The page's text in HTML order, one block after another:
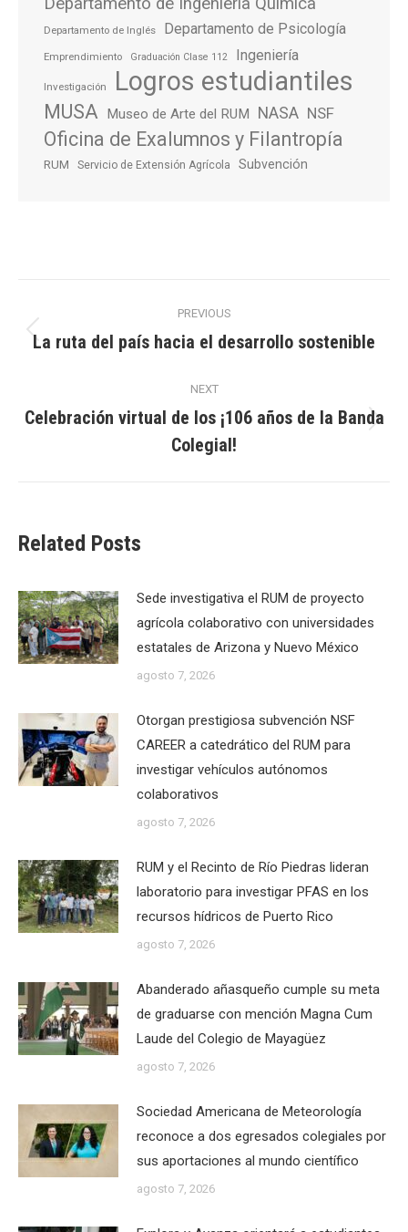
Departamento de Inglés Departamento de Psicología
Emprendimiento Graduación Clase 112 Ingeniería
Investigación Logros estudiantiles
MUSA Museo de Arte del RUM NASA NSF
Oficina de Exalumnos y Filantropía
RUM Servicio de Extensión Agrícola Subvención
navigation
PREVIOUS
Previous
La ruta del país hacia el desarrollo sostenible
NEXT
Next
post:
Celebración virtual de los ¡106 años de la Banda
Colegial!
Related Posts
Sede investigativa el RUM de proyecto
agrícola colaborativo con universidades
estatales de Arizona y Nuevo México
agosto 7, 2026
Otorgan prestigiosa subvención NSF
CAREER a catedrático del RUM para
investigar vehículos autónomos
colaborativos
agosto 7, 2026
RUM y el Recinto de Río Piedras lideran
laboratorio para investigar PFAS en los
recursos hídricos de Puerto Rico
agosto 7, 2026
Abanderado añasqueño cumple su meta
de graduarse con mención Magna Cum
Laude del Colegio de Mayagüez
agosto 7, 2026
Sociedad Americana de Meteorología
reconoce a dos egresados colegiales por
sus aportaciones al mundo científico
agosto 7, 2026